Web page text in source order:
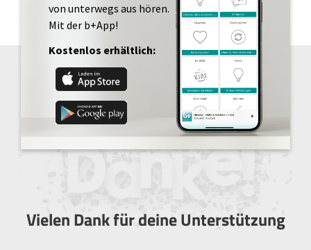
von unterwegs aus hören.
Mit der b+App!
Kostenlos erhältlich:
Vielen Dank für deine Unterstützung